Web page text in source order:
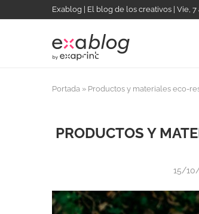
Exablog | El blog de los creativos | Vie, 7
Portada » Productos y materiales eco-
PRODUCTOS Y
15/